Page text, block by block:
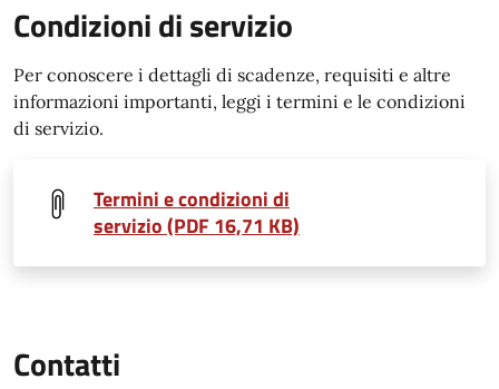
Condizioni di servizio
Per conoscere i dettagli di scadenze, requisiti e altre
informazioni importanti, leggi i termini e le condizioni
di servizio.
Termini e condizioni di
servizio (PDF 16,71 KB)
Contatti